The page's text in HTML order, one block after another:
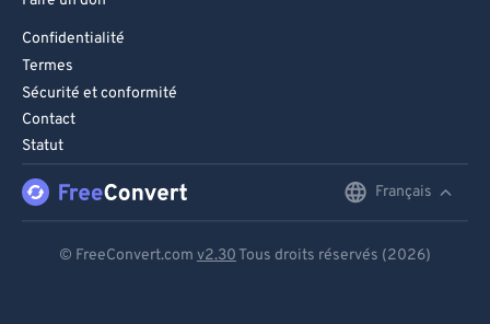
Confidentialité
Termes
Sécurité et conformité
Contact
Statut
Français
© FreeConvert.com v2.30 Tous droits réservés (2026)